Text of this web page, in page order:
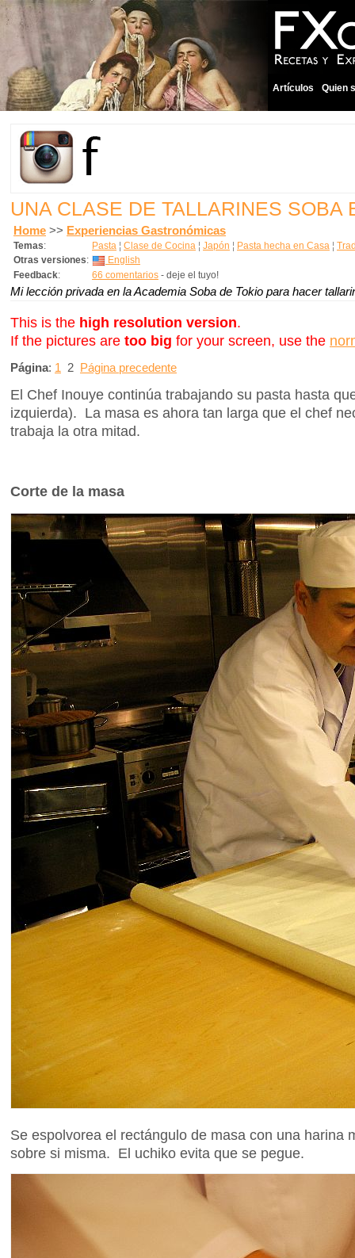
Artículos Quien
UNA CLASE DE TALLARINES SOBA
Home >> Experiencias Gastronómicas
Temas: Pasta ¦ Clase de Cocina ¦ Japón ¦ Pasta hecha en Casa ¦
Otras versiones:
English
Feedback: 66 comentarios - deje el tuyo!
Mi lección privada en la Academia Soba de Tokio para hacer
This is the high resolution version.
If the pictures are too big for your screen, use the
Página: 1 2 Página precedente
El Chef Inouye continúa trabajando su pasta hasta
izquierda). La masa es ahora tan larga que el chef
trabaja la otra mitad.
Corte de la masa
Se espolvorea el rectángulo de masa con una harina
sobre si misma. El uchiko evita que se pegue.